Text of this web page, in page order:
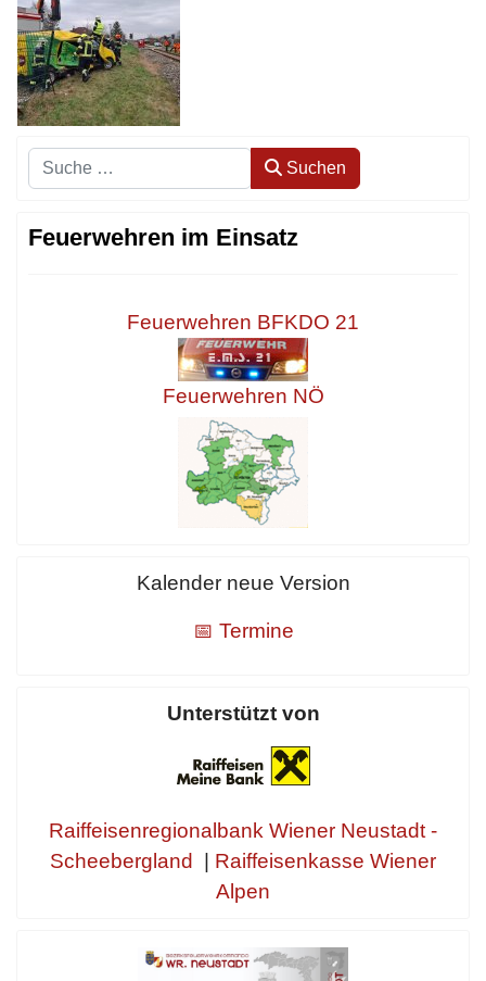
Suchen Suchen
Feuerwehren im Einsatz
Feuerwehren BFKDO 21
Feuerwehren NÖ
Kalender neue Version
📅 Termine
Unterstützt von
Raiffeisenregionalbank Wiener Neustadt -
Scheebergland
Raiffeisenkasse Wiener
Alpen